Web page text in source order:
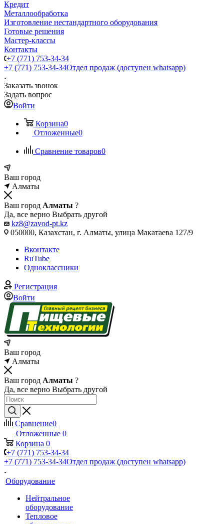
Кредит
Металлообработка
Изготовление нестандартного оборудования
Готовые решения
Мастер-классы
Контакты
+7 (771) 753-34-34
+7 (771) 753-34-34Отдел продаж (доступен whatsapp)
Заказать звонок
Задать вопрос
Войти
Корзина0
Отложенные0
Сравнение товаров0
Ваш город
Алматы
Ваш город Алматы ?
Да, все верно Выбрать другой
kz8@zavod-pt.kz
050000, Казахстан, г. Алматы, улица Макатаева 127/9
Вконтакте
RuTube
Одноклассники
Регистрация
Войти
Ваш город
Алматы
Ваш город Алматы ?
Да, все верно Выбрать другой
Сравнение0
Отложенные 0
Корзина 0
+7 (771) 753-34-34
+7 (771) 753-34-34Отдел продаж (доступен whatsapp)
Оборудование
Нейтральное
оборудование
Тепловое